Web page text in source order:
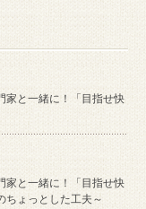
家と一緒に！「目指せ快
家と一緒に！「目指せ快
ちょっとした工夫～